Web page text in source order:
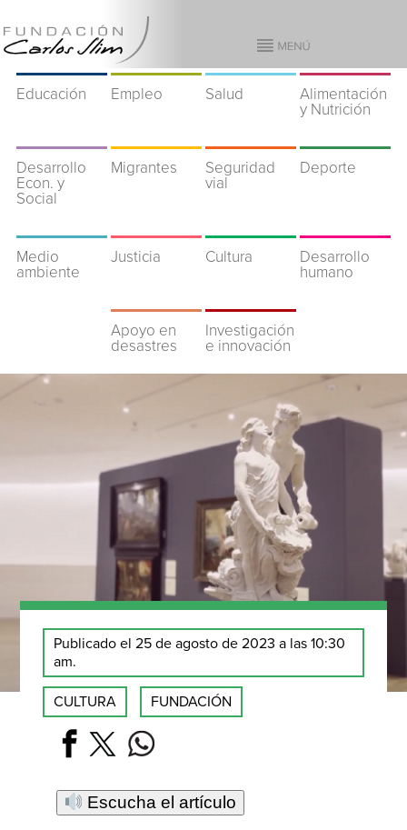
Educación Empleo Salud
Alimentación
y Nutrición
Desarrollo
Econ. y
Social
Migrantes
Seguridad
vial
Deporte
Medio
ambiente
Justicia Cultura
Desarrollo
humano
Apoyo en
desastres
Investigación
e innovación
Publicado el 25 de agosto de 2023 a las 10:30
am.
CULTURA FUNDACIÓN
Escucha el artículo